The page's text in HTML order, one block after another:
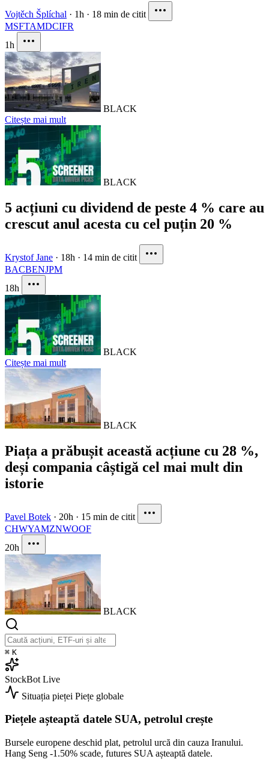
Vojtěch Šplíchal · 1h · 18 min de citit
MSFTAMDCIFR
1h
BLACK
Citește mai mult
BLACK
5 acțiuni cu dividend de peste 4 % care au
crescut anul acesta cu cel puțin 20 %
Krystof Jane · 18h · 14 min de citit
BACBENJPM
18h
BLACK
Citește mai mult
BLACK
Piața a prăbușit această acțiune cu 28 %,
deși compania câștigă cel mai mult din
istorie
Pavel Botek · 20h · 15 min de citit
CHWYAMZNWOOF
20h
BLACK
⌘ K
StockBot Live
Situația pieței Piețe globale
Piețele așteaptă datele SUA, petrolul crește
Bursele europene deschid plat, petrolul urcă din cauza Iranului.
Hang Seng -1.50% scade, futures SUA așteaptă datele.